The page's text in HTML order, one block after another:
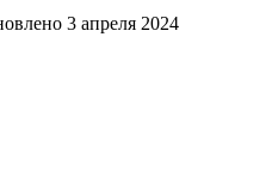
3 апреля 2024